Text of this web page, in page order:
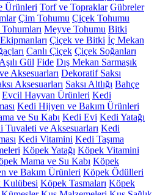
Ürünleri Torf ve Topraklar Gübreler
Çim Tohumu Çiçek Tohumu
Meyve Tohumu Bitki
Çiçek ve Bitki İç Mekan
Canlı Çiçek Çiçek Soğanları
Aşılı Gül Fide Dış Mekan Sarmaşık
Aksesuarları Dekoratif Saksı
Aksesuarları Saksı Altlığı Bahçe
Evcil Hayvan Ürünleri Kedi
Kedi Hijyen ve Bakım Ürünleri
ve Su Kabı Kedi Evi Kedi Yatağı
Tuvaleti ve Aksesuarları Kedi
Kedi Vitamini Kedi Taşıma
Köpek Yatağı Köpek Vitamini
Mama ve Su Kabı Köpek
ve Bakım Ürünleri Köpek Ödülleri
Kulübesi Köpek Tasmaları Köpek